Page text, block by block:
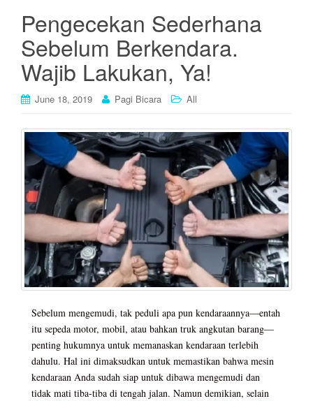
Pengecekan Sederhana
Sebelum Berkendara.
Wajib Lakukan, Ya!
June 18, 2019 Pagi Bicara All
Sebelum mengemudi, tak peduli apa pun kendaraannya—entah
itu sepeda motor, mobil, atau bahkan truk angkutan barang—
penting hukumnya untuk memanaskan kendaraan terlebih
dahulu. Hal ini dimaksudkan untuk memastikan bahwa mesin
kendaraan Anda sudah siap untuk dibawa mengemudi dan
tidak mati tiba-tiba di tengah jalan. Namun demikian, selain